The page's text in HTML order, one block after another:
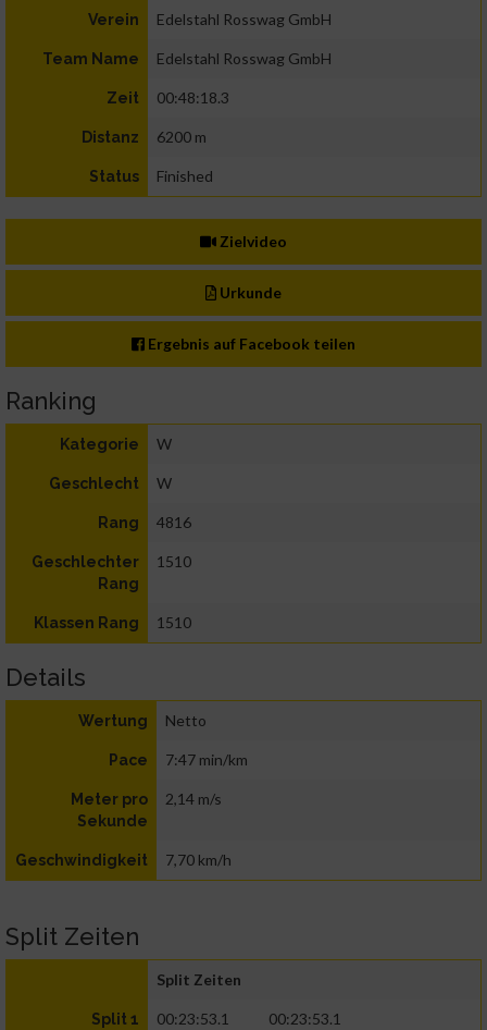
Verein Edelstahl Rosswag GmbH
Team Name Edelstahl Rosswag GmbH
Zeit 00:48:18.3
Distanz 6200 m
Status Finished
Zielvideo
Urkunde
Ergebnis auf Facebook teilen
Ranking
Kategorie W
Geschlecht W
Rang 4816
Geschlechter
Rang
1510
Klassen Rang 1510
Details
Wertung Netto
Pace 7:47 min/km
Meter pro
Sekunde
2,14 m/s
Geschwindigkeit 7,70 km/h
Split Zeiten
Split Zeiten
Split 1 00:23:53.1 00:23:53.1